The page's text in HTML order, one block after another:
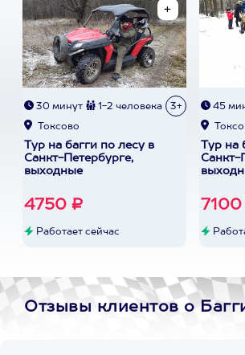
30 минут 1-2 человека 3+
Токсово
Тур на багги по лесу в
Санкт-Петербурге,
выходные
4750 ₽
Работает сейчас
45
Тур на
Санкт-
Отзывы клиентов о